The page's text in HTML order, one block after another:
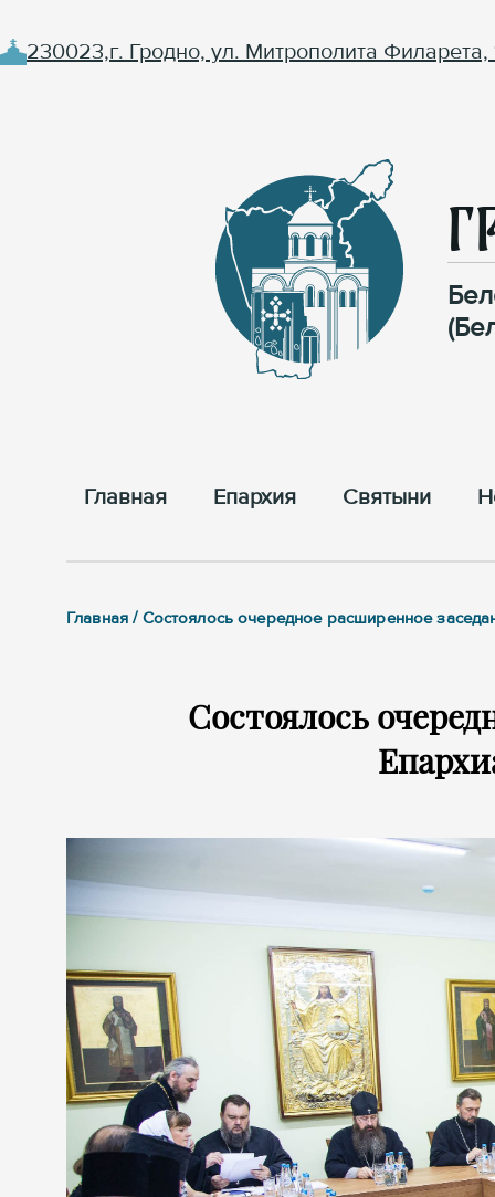
230023,г. Гродно, ул. Митрополита Филарета,
Главная Епархия Cвятыни
Главная / Состоялось очередное расширенное
Состоялось